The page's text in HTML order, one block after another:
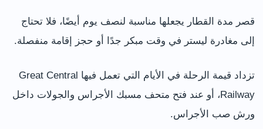
قصر مدة القطار يجعلها مناسبة لنصف يوم أيضًا، فلا تحتاج
إلى مغادرة ليستر في وقت مبكر جدًا أو حجز إقامة منفصلة.
تزداد قيمة الرحلة في الأيام التي تعمل فيها Great Central
Railway، أو عند فتح متحف مسبك الأجراس والجولات داخل
ورش صب الأجراس.